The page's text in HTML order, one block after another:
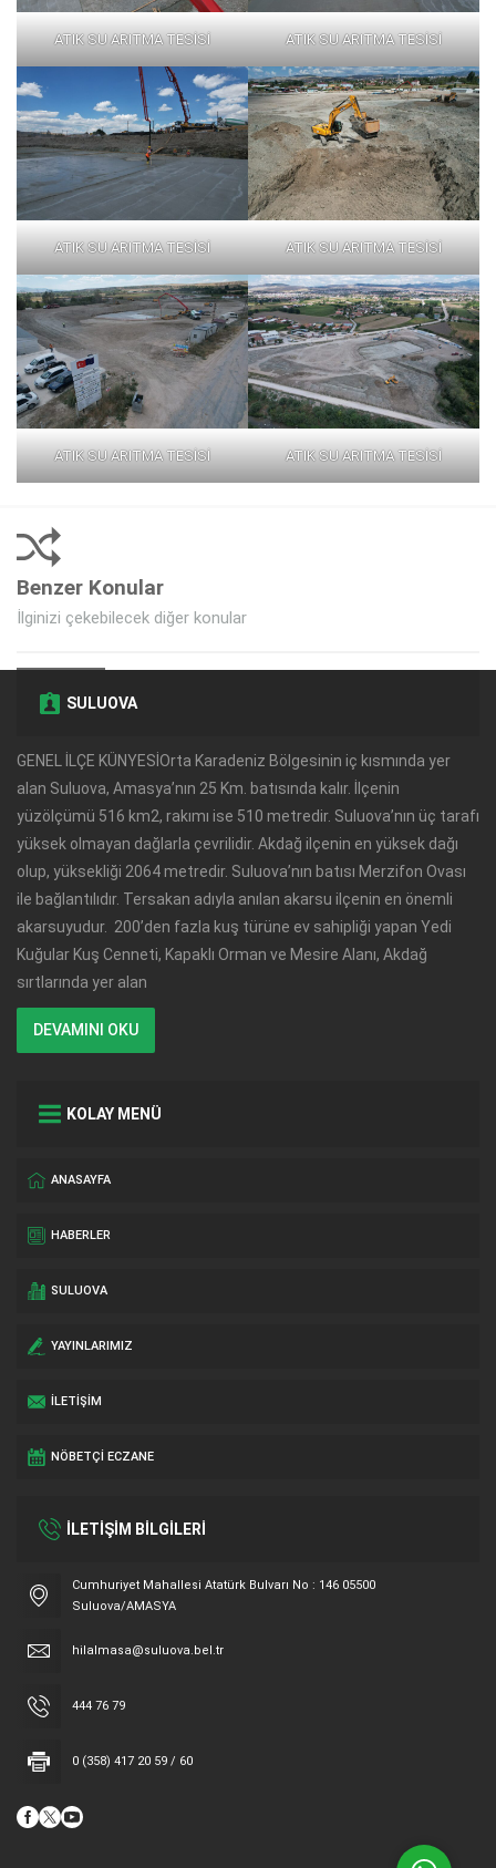
ATIK SU ARITMA TESİSİ ATIK SU ARITMA TESİSİ
ATIK SU ARITMA TESİSİ ATIK SU ARITMA TESİSİ
ATIK SU ARITMA TESİSİ ATIK SU ARITMA TESİSİ
Benzer Konular
İlginizi çekebilecek diğer konular
SULUOVA
GENEL İLÇE KÜNYESİOrta Karadeniz Bölgesinin iç kısmında yer
alan Suluova, Amasya’nın 25 Km. batısında kalır. İlçenin
yüzölçümü 516 km2, rakımı ise 510 metredir. Suluova’nın üç tarafı
yüksek olmayan dağlarla çevrilidir. Akdağ ilçenin en yüksek dağı
olup, yüksekliği 2064 metredir. Suluova’nın batısı Merzifon Ovası
ile bağlantılıdır. Tersakan adıyla anılan akarsu ilçenin en önemli
akarsuyudur. 200’den fazla kuş türüne ev sahipliği yapan Yedi
Kuğular Kuş Cenneti, Kapaklı Orman ve Mesire Alanı, Akdağ
sırtlarında yer alan
DEVAMINI OKU
KOLAY MENÜ
ANASAYFA
HABERLER
SULUOVA
YAYINLARIMIZ
İLETIŞIM
NÖBETÇI ECZANE
İLETİŞİM BİLGİLERİ
Cumhuriyet Mahallesi Atatürk Bulvarı No : 146 05500
Suluova/AMASYA
hilalmasa@suluova.bel.tr
444 76 79
0 (358) 417 20 59 / 60